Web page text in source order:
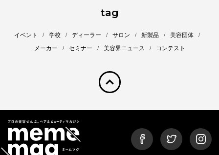
tag
イベント 学校 ディーラー サロン 新製品
美容団体
メーカー
セミナー 美容界ニュース コンテスト
pagetop